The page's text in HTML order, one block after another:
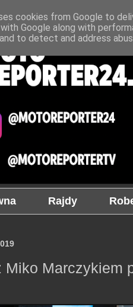
Rajdy
Miko Marczykiem
cookies from Google to
Google along with
to detect and address